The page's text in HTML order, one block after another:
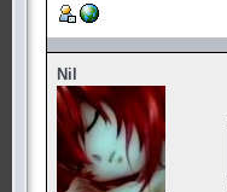
Nil